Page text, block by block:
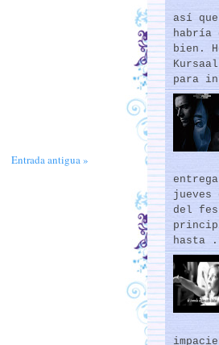
Entrada antigua »
así
habría
bien.
para
jueves
del
hasta